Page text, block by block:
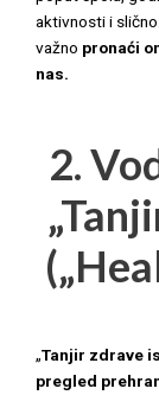
aktivnosti i
važno pronaći
nas.
2.
„Tanjir zdrave
pregled